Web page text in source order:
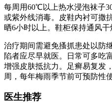
每周用60℃以上热水浸泡袜子
或紫外线消毒。皮鞋内衬可撒
晒6小时以上。鞋柜保持通风干
治疗期间需避免搔抓患处以防
陷者应尽早就医。日常可多吃
增强皮肤抵抗力。足癣易复发
周，每年梅雨季节前可预防性
医生推荐